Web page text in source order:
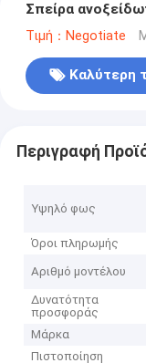
Σπείρα
Τιμή：Negotiate
Καλύτερη
Περιγραφή
Υψηλό φως
Όροι πληρωμής
Αριθμό μοντέλου
Δυνατότητα
προσφοράς
Μάρκα
Πιστοποίηση